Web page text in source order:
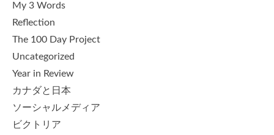
My 3 Words
Reflection
The 100 Day Project
Uncategorized
Year in Review
カナダと日本
ソーシャルメディア
ビクトリア